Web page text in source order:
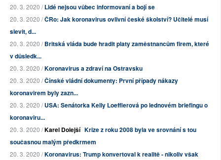
20. 3. 2020 /Lidé nejsou vůbec informovaní a bojí se
20. 3. 2020 /ČRo: Jak koronavirus ovlivní české školství? Učitelé musí
slevit, d...
20. 3. 2020 /Britská vláda bude hradit platy zaměstnancům firem, které
v důsledk...
20. 3. 2020 /Koronavirus a zdraví na Ostravsku
20. 3. 2020 /Čínské vládní dokumenty: První případy nákazy
koronavirem byly zazn...
20. 3. 2020 /USA: Senátorka Kelly Loefflerová po lednovém briefingu o
koronaviru...
20. 3. 2020 /Karel Dolejší Krize z roku 2008 byla ve srovnání s tou
současnou malým předkrmem
20. 3. 2020 /Koronavirus: Trump konvertoval k realitě - nikoliv však